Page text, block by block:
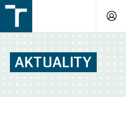
v
Brně
AKTUALITY